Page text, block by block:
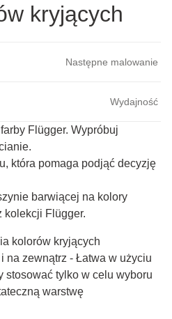
kryjących
Następne malowanie
Wydajność
Flügger. Wypróbuj
która pomaga podjąć decyzję
barwiącej na kolory
kolekcji Flügger.
kolorów kryjących
na zewnątrz - Łatwa w użyciu
stosować tylko w celu wyboru
warstwę